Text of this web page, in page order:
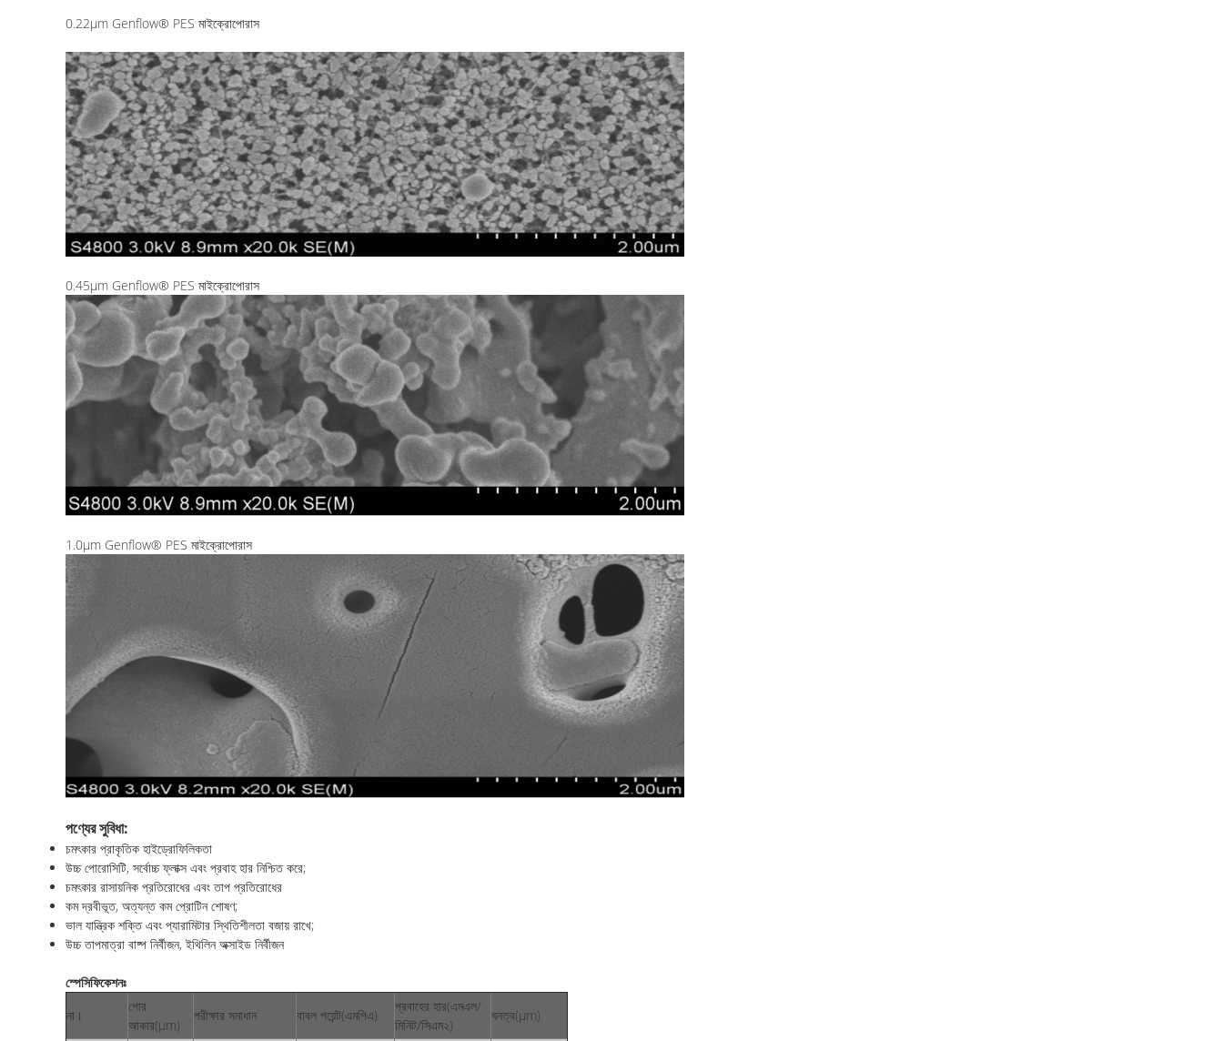
0.22μm Genflow® PES মাইক্রোপোরাস
0.45μm Genflow® PES মাইক্রোপোরাস
1.0μm Genflow® PES মাইক্রোপোরাস
পণ্যের সুবিধা:
চমৎকার প্রাকৃতিক হাইড্রোফিলিকতা
উচ্চ পোরোসিটি, সর্বোচ্চ ফ্লাক্স এবং প্রবাহ হার নিশ্চিত করে;
চমৎকার রাসায়নিক প্রতিরোধের এবং তাপ প্রতিরোধের
কম দ্রবীভূত, অত্যন্ত কম প্রোটিন শোষণ;
ভাল যান্ত্রিক শক্তি এবং প্যারামিটার স্থিতিশীলতা বজায় রাখে;
উচ্চ তাপমাত্রা বাষ্প নির্বীজন, ইথিলিন অক্সাইড নির্বীজন
স্পেসিফিকেশনঃ
না।
পোর
আকার(μm)
পরীক্ষার সমাধান বাবল পয়েন্ট(এমপিএ)
প্রবাহের হার(এমএল/
মিনিট/সিএম২)
ঘনত্ব(μm)